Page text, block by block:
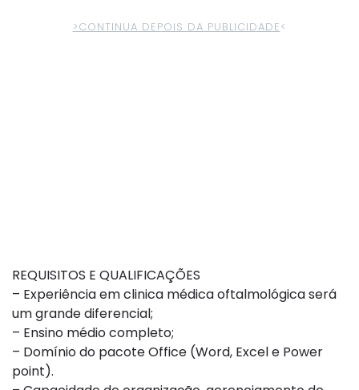
>CONTINUA DEPOIS DA PUBLICIDADE<
REQUISITOS E QUALIFICAÇÕES
– Experiência em clinica médica oftalmológica será
um grande diferencial;
– Ensino médio completo;
– Domínio do pacote Office (Word, Excel e Power
point).